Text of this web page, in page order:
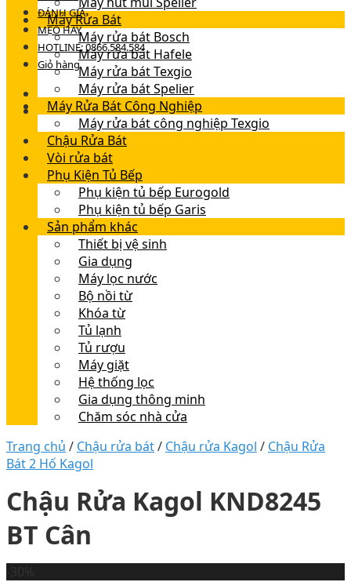
ĐÁNH GIÁ
MẸO HAY
HOTLINE: 0866.584.584
Giỏ hàng
Máy Rửa Bát
Máy rửa bát Bosch
Máy rửa bát Hafele
Máy rửa bát Texgio
Máy rửa bát Spelier
Máy Rửa Bát Công Nghiệp
Máy rửa bát công nghiệp Texgio
Chậu Rửa Bát
Vòi rửa bát
Phụ Kiện Tủ Bếp
Phụ kiện tủ bếp Eurogold
Phụ kiện tủ bếp Garis
Sản phẩm khác
Thiết bị vệ sinh
Gia dụng
Máy lọc nước
Bộ nồi từ
Khóa từ
Tủ lạnh
Tủ rượu
Máy giặt
Hệ thống lọc
Gia dụng thông minh
Chăm sóc nhà cửa
Trang chủ / Chậu rửa bát/ Chậu rửa Kagol / Chậu Rửa
Bát 2 Hố Kagol
Chậu Rửa Kagol KND8245
BT Cân